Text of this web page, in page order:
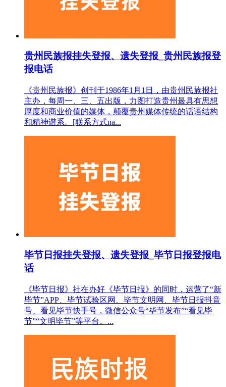
贵州民族报挂失登报、遗失登报_贵州民族报登
报电话
《贵州民族报》创刊于1986年1月1日，由贵州民族报社
主办，每周一、三、五出版，力图打造贵州最具有思想
厚度和商业价值的媒体，颠覆贵州媒体传统的话语结构
和精神谱系。[联系方式na...
毕节日报挂失登报、遗失登报_毕节日报登报电
话
《毕节日报》社在办好《毕节日报》的同时，运营了“新
毕节”APP、毕节试验区网、毕节文明网、毕节日报抖音
号、看见毕节快手号，微信公众号“毕节发布”“看见毕
节”“文明毕节”等平台。...